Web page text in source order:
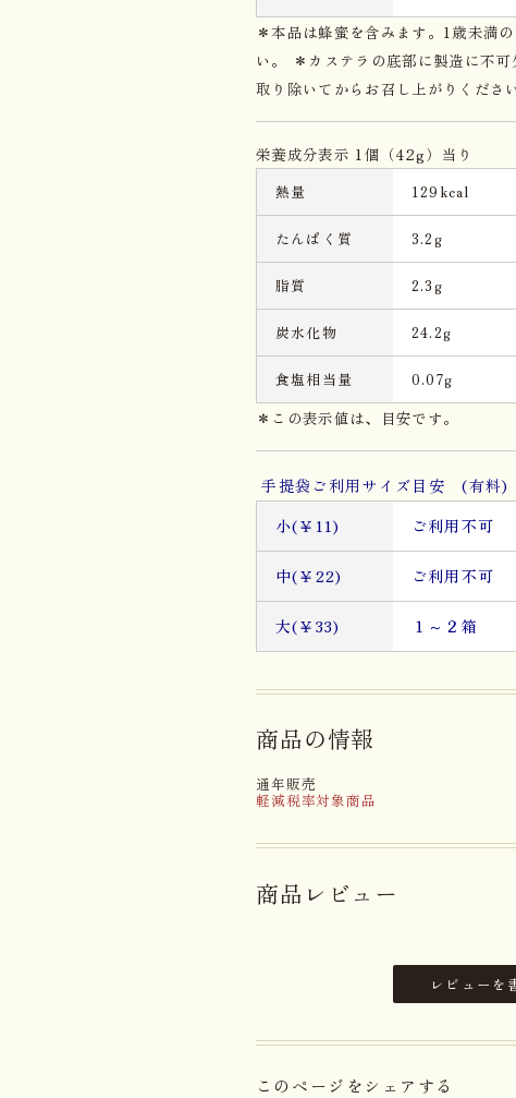
＊本品は蜂蜜を含みます。1歳未満
い。 ＊カステラの底部に製造に不可
取り除いてからお召し上がりください
栄養成分表示 1個（42g）当り
熱量 129kcal
たんぱく質 3.2g
脂質 2.3g
炭水化物 24.2g
食塩相当量 0.07g
＊この表示値は、目安です。
手提袋ご利用サイズ目安 (有料)
小(￥11)
ご利用不可
中(￥22) ご利用不可
大(￥33) １～２箱
商品の情報
通年販売
軽減税率対象商品
商品レビュー
レビューを
このページをシェアする